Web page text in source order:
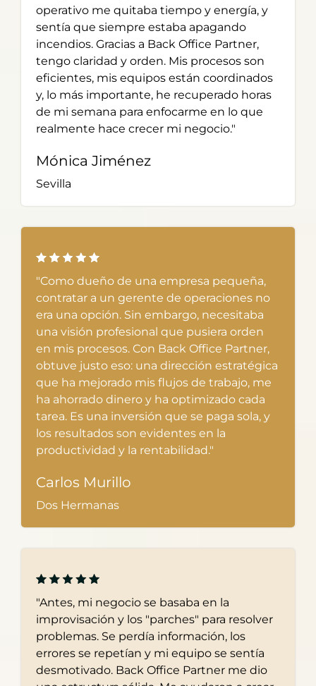
operativo me quitaba tiempo y energía, y
sentía que siempre estaba apagando
incendios. Gracias a Back Office Partner,
tengo claridad y orden. Mis procesos son
eficientes, mis equipos están coordinados
y, lo más importante, he recuperado horas
de mi semana para enfocarme en lo que
realmente hace crecer mi negocio."
Mónica Jiménez
Sevilla
"Como dueño de una empresa pequeña,
contratar a un gerente de operaciones no
era una opción. Sin embargo, necesitaba
una visión profesional que pusiera orden
en mis procesos. Con Back Office Partner,
obtuve justo eso: una dirección estratégica
que ha mejorado mis flujos de trabajo, me
ha ahorrado dinero y ha optimizado cada
tarea. Es una inversión que se paga sola, y
los resultados son evidentes en la
productividad y la rentabilidad."
Carlos Murillo
Dos Hermanas
"Antes, mi negocio se basaba en la
improvisación y los "parches" para resolver
problemas. Se perdía información, los
errores se repetían y mi equipo se sentía
desmotivado. Back Office Partner me dio